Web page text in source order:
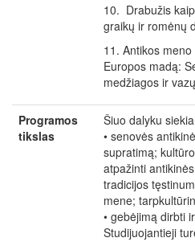
10. Drabužis
graikų ir romėnų
11. Antikos
Europos madą:
medžiagos ir
Programos
tikslas
Šiuo dalyku
• senovės
supratimą;
atpažinti
tradicijos
mene;
• gebėjimą dirbti
Studijuojantieji